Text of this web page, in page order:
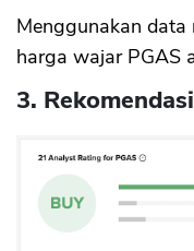
Menggunakan
harga wajar PGAS
3.